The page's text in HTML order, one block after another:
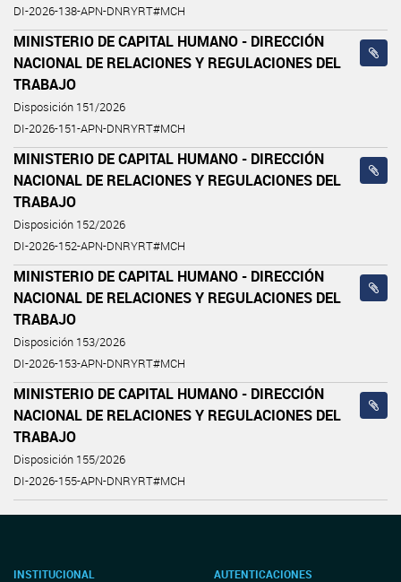
DI-2026-138-APN-DNRYRT#MCH
MINISTERIO DE CAPITAL HUMANO - DIRECCIÓN
NACIONAL DE RELACIONES Y REGULACIONES DEL
TRABAJO
Disposición 151/2026
DI-2026-151-APN-DNRYRT#MCH
MINISTERIO DE CAPITAL HUMANO - DIRECCIÓN
NACIONAL DE RELACIONES Y REGULACIONES DEL
TRABAJO
Disposición 152/2026
DI-2026-152-APN-DNRYRT#MCH
MINISTERIO DE CAPITAL HUMANO - DIRECCIÓN
NACIONAL DE RELACIONES Y REGULACIONES DEL
TRABAJO
Disposición 153/2026
DI-2026-153-APN-DNRYRT#MCH
MINISTERIO DE CAPITAL HUMANO - DIRECCIÓN
NACIONAL DE RELACIONES Y REGULACIONES DEL
TRABAJO
Disposición 155/2026
DI-2026-155-APN-DNRYRT#MCH
INSTITUCIONAL AUTENTICACIONES